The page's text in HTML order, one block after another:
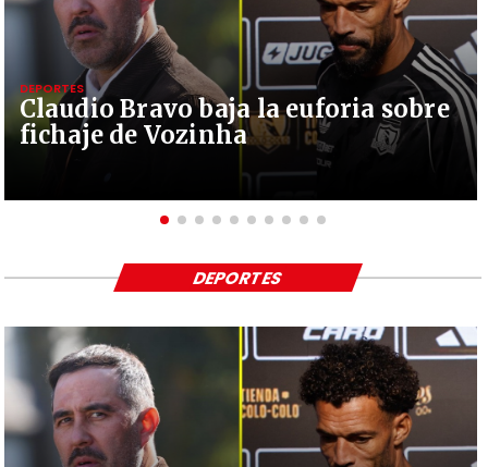
Claudio Bravo baja la euforia sobre
fichaje de Vozinha
DEPORTES
DEPORTES